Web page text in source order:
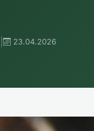
23.04.2026